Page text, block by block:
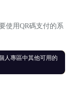
使用QR碼支付的系
人專區中其他可用的